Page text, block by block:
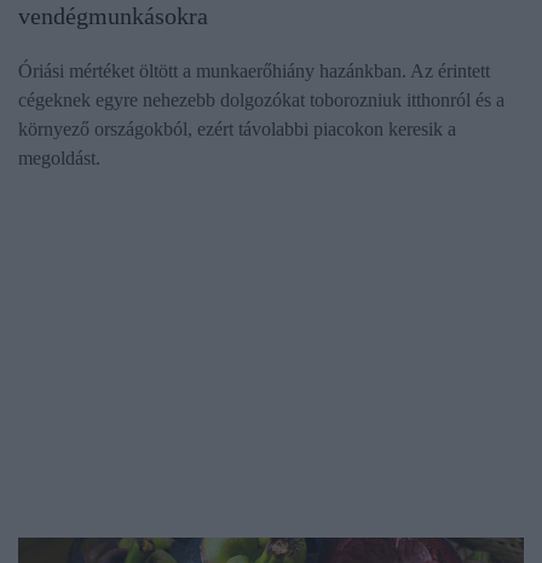
vendégmunkásokra
Óriási mértéket öltött a munkaerőhiány hazánkban. Az érintett
cégeknek egyre nehezebb dolgozókat toborozniuk itthonról és a
környező országokból, ezért távolabbi piacokon keresik a
megoldást.